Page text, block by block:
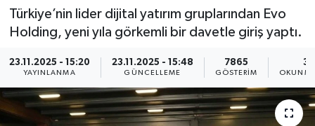
Türkiye’nin lider dijital yatırım gruplarından Evo
Holding, yeni yıla görkemli bir davetle giriş yaptı.
23.11.2025 - 15:20
YAYINLANMA
23.11.2025 - 15:48
GÜNCELLEME
7865
GÖSTERIM
3
GÖKTÜRK
KÜLTÜR - SANAT